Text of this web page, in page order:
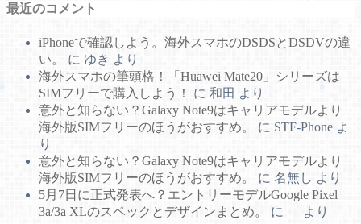
最近のコメント
iPhoneで確認しよう。海外スマホのDSDSとDSDVの違
い。
に ゆき より
海外スマホの筆頭格！「Huawei Mate20」シリーズは
SIMフリーで購入しよう！
に 和田 より
意外と知らない？Galaxy Note9はキャリアモデルより
海外版SIMフリーのほうがおすすめ。
に STF-Phone よ
り
意外と知らない？Galaxy Note9はキャリアモデルより
海外版SIMフリーのほうがおすすめ。
に 名無し より
5月7日に正式発表へ？エントリーモデルGoogle Pixel
3a/3a XLのスペックとデザインまとめ。
に より